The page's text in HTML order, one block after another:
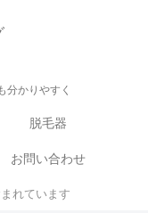
分かりやすく
脱毛器
お問い合わせ
れています